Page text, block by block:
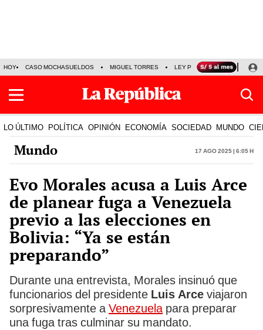
HOY CASO MOCHASUELDOS MIGUEL TORRES LEY PULPÍN PRECIO DEL
LO ÚLTIMO POLÍTICA OPINIÓN ECONOMÍA SOCIEDAD MUNDO
Mundo 17 Ago 2025 | 6:05 h
Evo Morales acusa a Luis Arce
de planear fuga a Venezuela
previo a las elecciones en
Bolivia: “Ya se están
preparando”
Durante una entrevista, Morales insinuó que
funcionarios del presidente Luis Arce viajaron
sorpresivamente a Venezuelapara preparar
una fuga tras culminar su mandato.